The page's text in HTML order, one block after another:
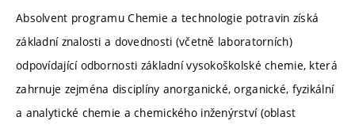
Absolvent programu Chemie a technologie potravin získá
základní znalosti a dovednosti (včetně laboratorních)
odpovídající odbornosti základní vysokoškolské chemie, která
zahrnuje zejména disciplíny anorganické, organické, fyzikální
a analytické chemie a chemického inženýrství (oblast